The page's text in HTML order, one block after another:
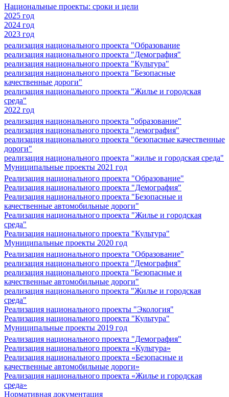
Национальные проекты: сроки и цели
2025 год
2024 год
2023 год
реализация национального проекта "Образование
реализация национального проекта "Демография"
реализация национального проекта "Культура"
реализация национального проекта "Безопасные
качественные дороги"
реализация национального проекта "Жилье и городская
среда"
2022 год
реализация национального проекта "образование"
реализация национального проекта "демография"
реализация национального проекта "безопасные качественные
дороги"
реализация национального проекта "жилье и городская среда"
Муниципальные проекты 2021 год
Реализация национального проекта "Образование"
Реализация национального проекта "Демография"
Реализация национального проекта "Безопасные и
качественные автомобильные дороги"
Реализация национального проекта "Жилье и городская
среда"
Реализация национального проекта "Культура"
Муниципальные проекты 2020 год
Реализация национального проекта "Образование"
реализация национального проекта "Демография"
реализация национального проекта "Безопасные и
качественные автомобильные дороги"
реализация национального проекта "Жилье и городская
среда"
Реализация национального проекты "Экология"
Реализация национального проекта "Культура"
Муниципальные проекты 2019 год
Реализация национального проекта "Демография"
Реализация национального проекта «Культура»
Реализация национального проекта «Безопасные и
качественные автомобильные дороги»
Реализация национального проекта «Жилье и городская
среда»
Нормативная документация